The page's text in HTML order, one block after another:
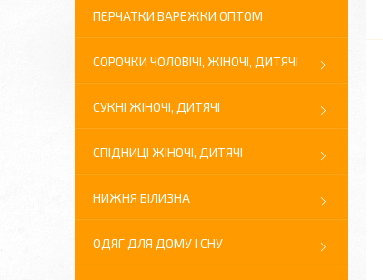
ПЕРЧАТКИ ВАРЕЖКИ ОПТОМ
СОРОЧКИ ЧОЛОВІЧІ, ЖІНОЧІ, ДИТЯЧІ
СУКНІ ЖІНОЧІ, ДИТЯЧІ
СПІДНИЦІ ЖІНОЧІ, ДИТЯЧІ
НИЖНЯ БІЛИЗНА
ОДЯГ ДЛЯ ДОМУ І СНУ